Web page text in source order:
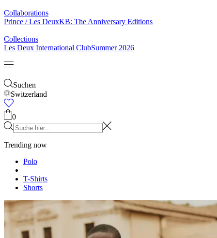
Collaborations
Prince / Les DeuxKB: The Anniversary Editions
Collections
Les Deux International ClubSummer 2026
Suchen
Switzerland
0
Trending now
Polo
T-Shirts
Shorts
T-SHIRTS
JACKEN